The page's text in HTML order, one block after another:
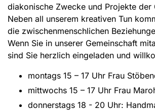
diakonische Zwecke und Projekte der
Neben all unserem kreativen Tun
die zwischenmenschlichen
Wenn Sie in unserer Gemeinschaft
sind Sie herzlich eingeladen und
montags 15 – 17 Uhr Frau
mittwochs 15 – 17 Uhr Frau
donnerstags 18 - 20 Uhr: